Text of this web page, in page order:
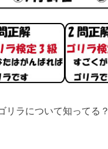
リラについて知ってる？